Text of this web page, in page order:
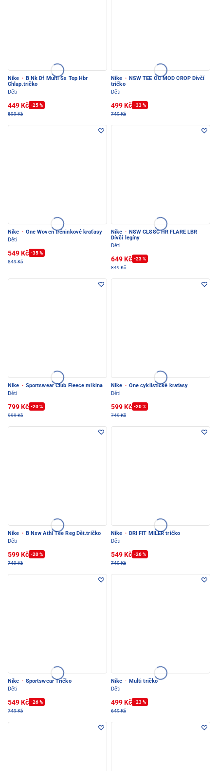
Nike · B Nk Df Multi Ss Top Hbr
Chlap.tričko
Děti
449 Kč -25 %
599 Kč
Nike · NSW TEE OC MOD CROP Dívčí
tričko
Děti
499 Kč -33 %
749 Kč
Nike · One Woven tréninkové kraťasy
Děti
549 Kč -35 %
849 Kč
Nike · NSW CLSSC HR FLARE LBR
Dívčí legíny
Děti
649 Kč -23 %
849 Kč
Nike · Sportswear Club Fleece mikina
Děti
799 Kč -20 %
999 Kč
Nike · One cyklistické kraťasy
Děti
599 Kč -20 %
749 Kč
Nike · B Nsw Athl Tee Reg Dět.tričko
Děti
599 Kč -20 %
749 Kč
Nike · DRI FIT MILER tričko
Děti
549 Kč -26 %
749 Kč
Nike · Sportswear Tričko
Děti
549 Kč -26 %
749 Kč
Nike · Multi tričko
Děti
499 Kč -23 %
649 Kč